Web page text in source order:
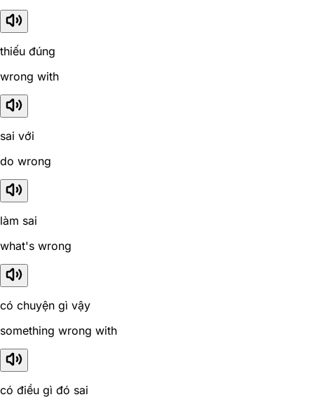
thiếu đúng
wrong with
sai với
do wrong
làm sai
what's wrong
có chuyện gì vậy
something wrong with
có điều gì đó sai